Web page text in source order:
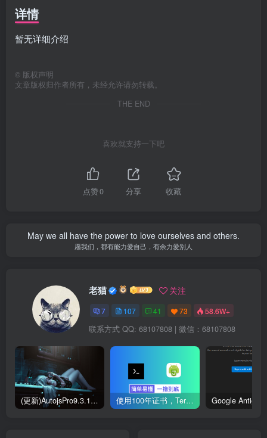
详情
暂无详细介绍
© 版权声明
文章版权归作者所有，未经允许请勿转载。
THE END
喜欢就支持一下吧
点赞0 分享 收藏
May we all have the power to love ourselves and others.
愿我们，都有能力爱自己，有余力爱别人
老猫 关注
7 107 41 73 58.6W+
联系方式 QQ: 68107808 | 微信：68107808
(更新)AutojsPro9.3.11免ROOT破解版直接运行 去除升级弹窗 使用100年证书，Termux部署本地Autojs验证服务器